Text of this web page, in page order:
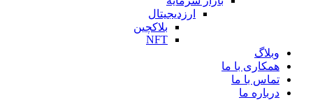
ارزدیجیتال
بلاکچین
NFT
وبلاگ
همکاری با ما
تماس با ما
درباره ما